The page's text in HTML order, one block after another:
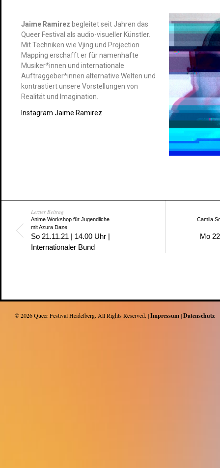
Jaime Ramirez begleitet seit Jahren das
Queer Festival als audio-visueller Künstler.
Mit Techniken wie Vjing und Projection
Mapping erschafft er für namenhafte
Musiker*innen und internationale
Auftraggeber*innen alternative Welten und
kontrastiert unsere Vorstellungen von
Realität und Imagination.
Instagram Jaime Ramirez
Letzter Beitrag
Anime Workshop für Jugendliche
mit Azura Daze
So 21.11.21 | 14.00 Uhr |
Internationaler Bund
Camila
Mo
© 2026Queer Festival Heidelberg. All Rights Reserved. |Impressum|Datenschutz